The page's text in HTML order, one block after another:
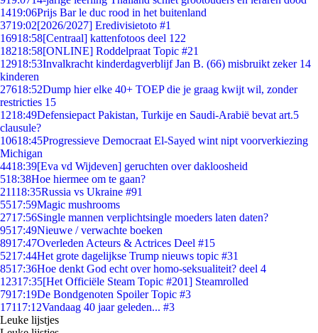
1419:06Prijs Bar le duc rood in het buitenland
3719:02[2026/2027] Eredivisietoto #1
16918:58[Centraal] kattenfotoos deel 122
18218:58[ONLINE] Roddelpraat Topic #21
12918:53Invalkracht kinderdagverblijf Jan B. (66) misbruikt zeker 14
kinderen
27618:52Dump hier elke 40+ TOEP die je graag kwijt wil, zonder
restricties 15
1218:49Defensiepact Pakistan, Turkije en Saudi-Arabië bevat art.5
clausule?
10618:45Progressieve Democraat El-Sayed wint nipt voorverkiezing
Michigan
4418:39[Eva vd Wijdeven] geruchten over dakloosheid
518:38Hoe hiermee om te gaan?
21118:35Russia vs Ukraine #91
5517:59Magic mushrooms
2717:56Single mannen verplichtsingle moeders laten daten?
9517:49Nieuwe / verwachte boeken
8917:47Overleden Acteurs & Actrices Deel #15
5217:44Het grote dagelijkse Trump nieuws topic #31
8517:36Hoe denkt God echt over homo-seksualiteit? deel 4
12317:35[Het Officiële Steam Topic #201] Steamrolled
7917:19De Bondgenoten Spoiler Topic #3
17117:12Vandaag 40 jaar geleden... #3
Leuke lijstjes